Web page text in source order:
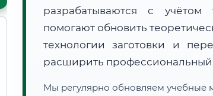
разрабатываются с
помогают обновить
технологии заготовки и
расширить профессиональный
Мы регулярно обновляем учебные